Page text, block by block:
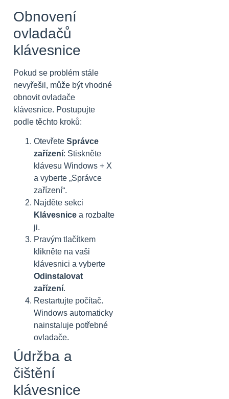
Obnovení
ovladačů
klávesnice
Pokud se problém stále
nevyřešil, může být vhodné
obnovit ovladače
klávesnice. Postupujte
podle těchto kroků:
Otevřete Správce
zařízení: Stiskněte
klávesu Windows + X
a vyberte „Správce
zařízení“.
Najděte sekci
Klávesnice a rozbalte
ji.
Pravým tlačítkem
klikněte na vaši
klávesnici a vyberte
Odinstalovat
zařízení.
Restartujte počítač.
Windows automaticky
nainstaluje potřebné
ovladače.
Údržba a
čištění
klávesnice